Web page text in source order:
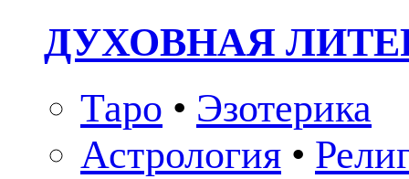
ДУХОВНАЯ
Таро • Эзотерика
Астрология •